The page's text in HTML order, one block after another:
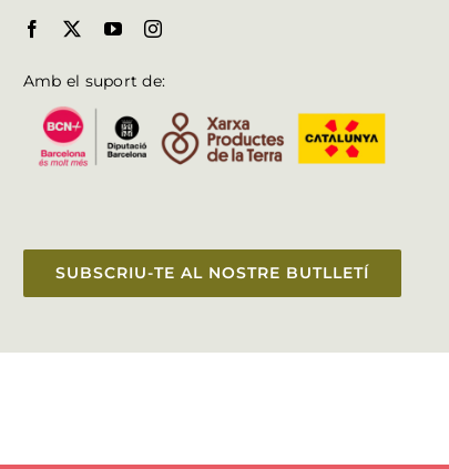
Amb el suport de:
SUBSCRIU-TE AL NOSTRE BUTLLETÍ